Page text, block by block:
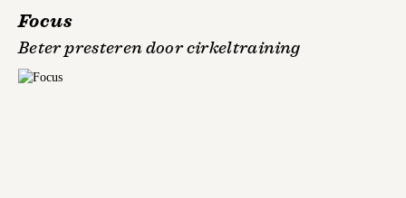
Focus
Beter presteren door cirkeltraining